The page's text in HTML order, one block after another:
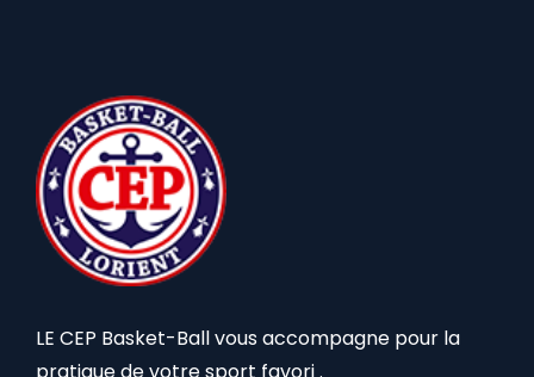
LE CEP Basket-Ball vous accompagne pour la